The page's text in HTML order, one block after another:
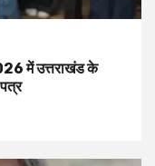
में उत्तराखंड के